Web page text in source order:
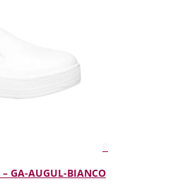
GA-AUGUL-BIANCO